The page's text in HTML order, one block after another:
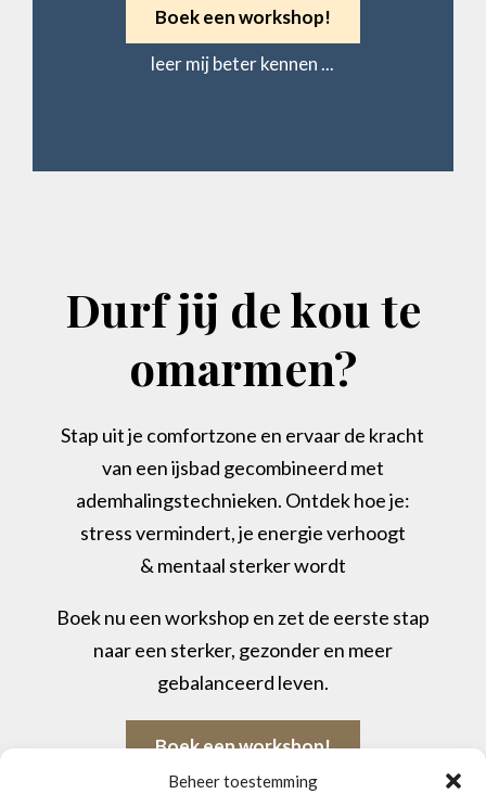
Beheer toestemming
Boek een workshop!
leer mij beter kennen ...
Durf jij de kou te
omarmen?
Stap uit je comfortzone en ervaar de kracht
van een ijsbad gecombineerd met
ademhalingstechnieken. Ontdek hoe je:
stress vermindert, je energie verhoogt
& mentaal sterker wordt
Boek nu een workshop en zet de eerste stap
naar een sterker, gezonder en meer
gebalanceerd leven.
Boek een workshop!